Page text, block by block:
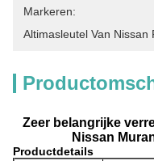
Markeren:
Altimasleutel Van Nissan
Zeer belangrijke
Nissan
Productdetails